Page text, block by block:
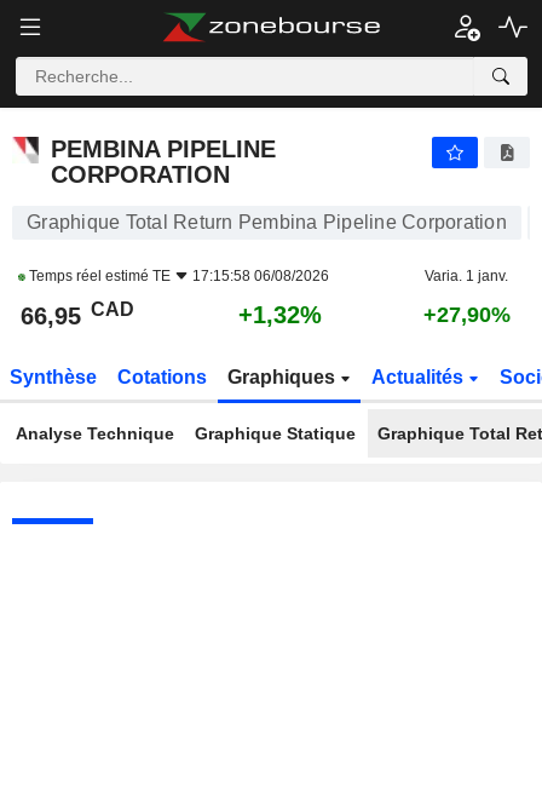
PEMBINA PIPELINE
CORPORATION
Graphique Total Return Pembina Pipeline Corporation
Temps réel estimé TE 17:15:58 06/08/2026 Varia. 1 janv.
66,95 CAD +1,32% +27,90%
Synthèse Cotations Graphiques Actualités
Analyse Technique Graphique Statique Graphique Total